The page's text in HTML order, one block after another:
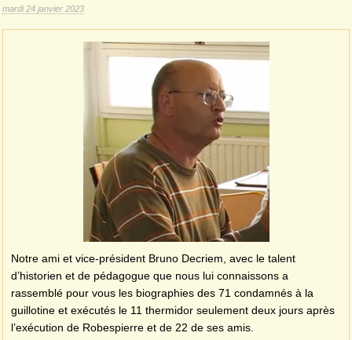
mardi 24 janvier 2023
Notre ami et vice-président Bruno Decriem, avec le talent
d’historien et de pédagogue que nous lui connaissons a
rassemblé pour vous les biographies des 71 condamnés à la
guillotine et exécutés le 11 thermidor seulement deux jours après
l’exécution de Robespierre et de 22 de ses amis.